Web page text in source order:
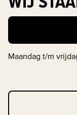
Maandag t/m